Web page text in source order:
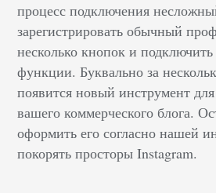
процесс подключения
зарегистрировать обычный
несколько кнопок и
функции. Буквально за
появится новый инструмент
вашего коммерческого блога.
оформить его согласно нашей
покорять просторы Instagram.